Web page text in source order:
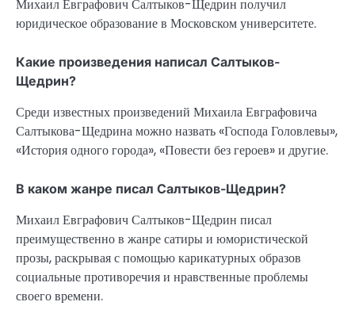
Михаил Евграфович Салтыков-Щедрин получил
юридическое образование в Московском университете.
Какие произведения написал Салтыков-
Щедрин?
Среди известных произведений Михаила Евграфовича
Салтыкова-Щедрина можно назвать «Господа Головлевы»,
«История одного города», «Повести без героев» и другие.
В каком жанре писал Салтыков-Щедрин?
Михаил Евграфович Салтыков-Щедрин писал
преимущественно в жанре сатиры и юмористической
прозы, раскрывая с помощью карикатурных образов
социальные противоречия и нравственные проблемы
своего времени.